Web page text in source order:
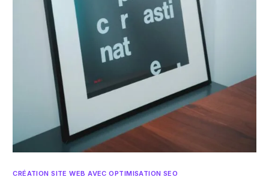
CRÉATION SITE WEB AVEC OPTIMISATION SEO